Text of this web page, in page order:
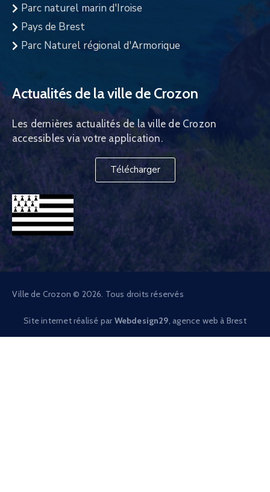
Parc naturel marin d'Iroise
Pays de Brest
Parc Naturel régional d'Armorique
Actualités de la ville de Crozon
Les dernières actualités de la ville de Crozon
accessibles via votre application.
Télécharger
Ville de Crozon © 2026. Tous droits réservés
Site internet réalisé par Webdesign29 , agence web à Brest